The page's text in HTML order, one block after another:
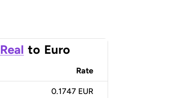
to Euro
Rate
0.1747 EUR